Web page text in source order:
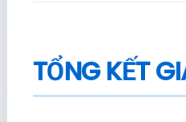
TỔNG KẾT